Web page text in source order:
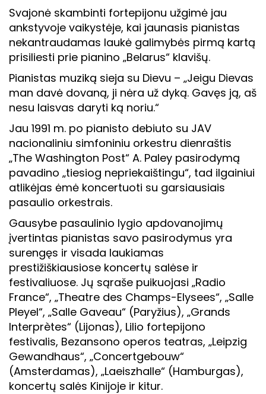
Svajonė skambinti fortepijonu užgimė jau
ankstyvoje vaikystėje, kai jaunasis pianistas
nekantraudamas laukė galimybės pirmą kartą
prisiliesti prie pianino „Belarus“ klavišų.
Pianistas muziką sieja su Dievu – „Jeigu Dievas
man davė dovaną, ji nėra už dyką. Gavęs ją, aš
nesu laisvas daryti ką noriu.“
Jau 1991 m. po pianisto debiuto su JAV
nacionaliniu simfoniniu orkestru dienraštis
„The Washington Post“ A. Paley pasirodymą
pavadino „tiesiog nepriekaištingu“, tad ilgainiui
atlikėjas ėmė koncertuoti su garsiausiais
pasaulio orkestrais.
Gausybe pasaulinio lygio apdovanojimų
įvertintas pianistas savo pasirodymus yra
surengęs ir visada laukiamas
prestižiškiausiose koncertų salėse ir
festivaliuose. Jų sąraše puikuojasi „Radio
France“, „Theatre des Champs-Elysees“, „Salle
Pleyel“, „Salle Gaveau“ (Paryžius), „Grands
Interprètes“ (Lijonas), Lilio fortepijono
festivalis, Bezansono operos teatras, „Leipzig
Gewandhaus“, „Concertgebouw“
(Amsterdamas), „Laeiszhalle“ (Hamburgas),
koncertų salės Kinijoje ir kitur.